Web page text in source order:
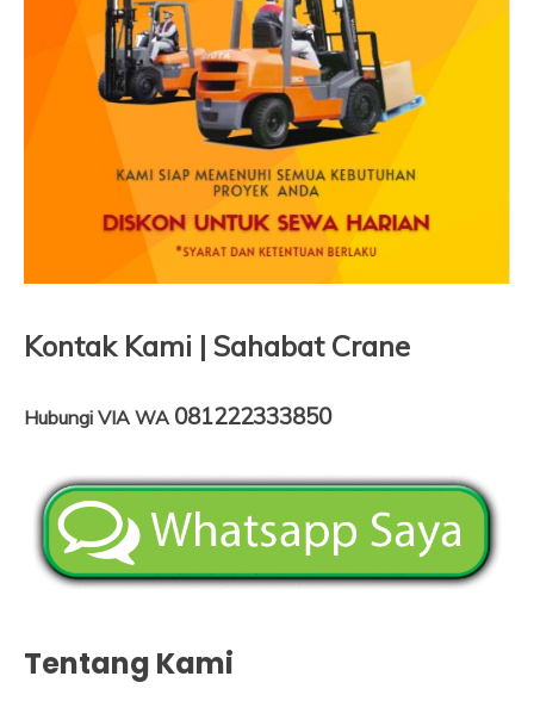
Kontak Kami | Sahabat Crane
Hubungi VIA WA 081222333850
Tentang Kami